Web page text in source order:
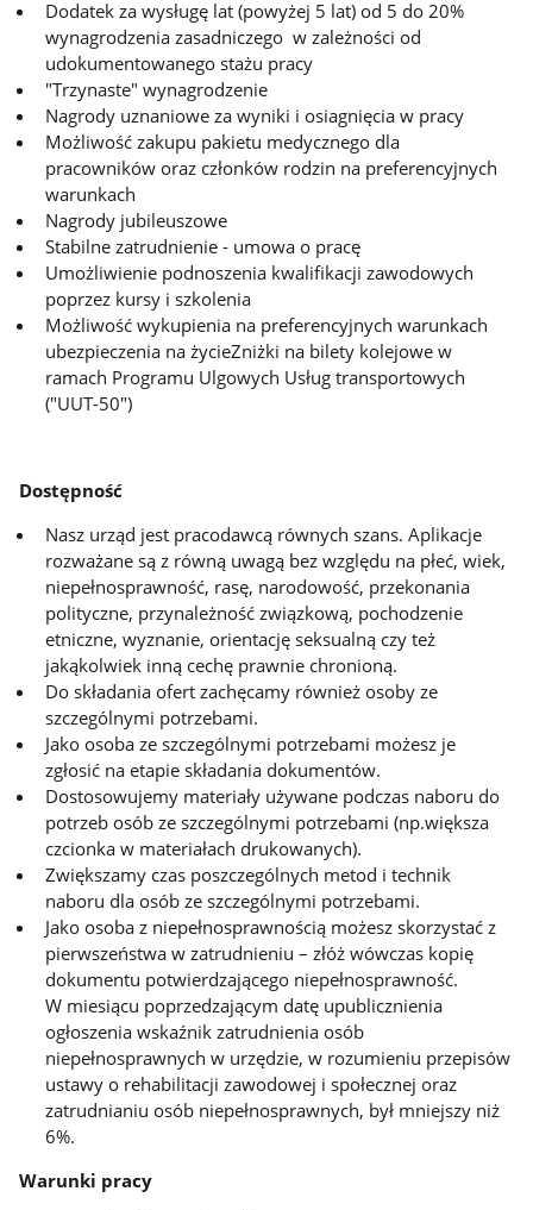
Dodatek za wysługę lat (powyżej 5 lat) od 5 do 20%
wynagrodzenia zasadniczego w zależności od
udokumentowanego stażu pracy
"Trzynaste" wynagrodzenie
Nagrody uznaniowe za wyniki i osiagnięcia w pracy
Możliwość zakupu pakietu medycznego dla
pracowników oraz członków rodzin na preferencyjnych
warunkach
Nagrody jubileuszowe
Stabilne zatrudnienie - umowa o pracę
Umożliwienie podnoszenia kwalifikacji zawodowych
poprzez kursy i szkolenia
Możliwość wykupienia na preferencyjnych warunkach
ubezpieczenia na życieZniżki na bilety kolejowe w
ramach Programu Ulgowych Usług transportowych
("UUT-50")
Dostępność
Nasz urząd jest pracodawcą równych szans. Aplikacje
rozważane są z równą uwagą bez względu na płeć, wiek,
niepełnosprawność, rasę, narodowość, przekonania
polityczne, przynależność związkową, pochodzenie
etniczne, wyznanie, orientację seksualną czy też
jakąkolwiek inną cechę prawnie chronioną.
Do składania ofert zachęcamy również osoby ze
szczególnymi potrzebami.
Jako osoba ze szczególnymi potrzebami możesz je
zgłosić na etapie składania dokumentów.
Dostosowujemy materiały używane podczas naboru do
potrzeb osób ze szczególnymi potrzebami (np.większa
czcionka w materiałach drukowanych).
Zwiększamy czas poszczególnych metod i technik
naboru dla osób ze szczególnymi potrzebami.
Jako osoba z niepełnosprawnością możesz skorzystać z
pierwszeństwa w zatrudnieniu – złóż wówczas kopię
dokumentu potwierdzającego niepełnosprawność.
W miesiącu poprzedzającym datę upublicznienia
ogłoszenia wskaźnik zatrudnienia osób
niepełnosprawnych w urzędzie, w rozumieniu przepisów
ustawy o rehabilitacji zawodowej i społecznej oraz
zatrudnianiu osób niepełnosprawnych, był mniejszy niż
6%.
Warunki pracy